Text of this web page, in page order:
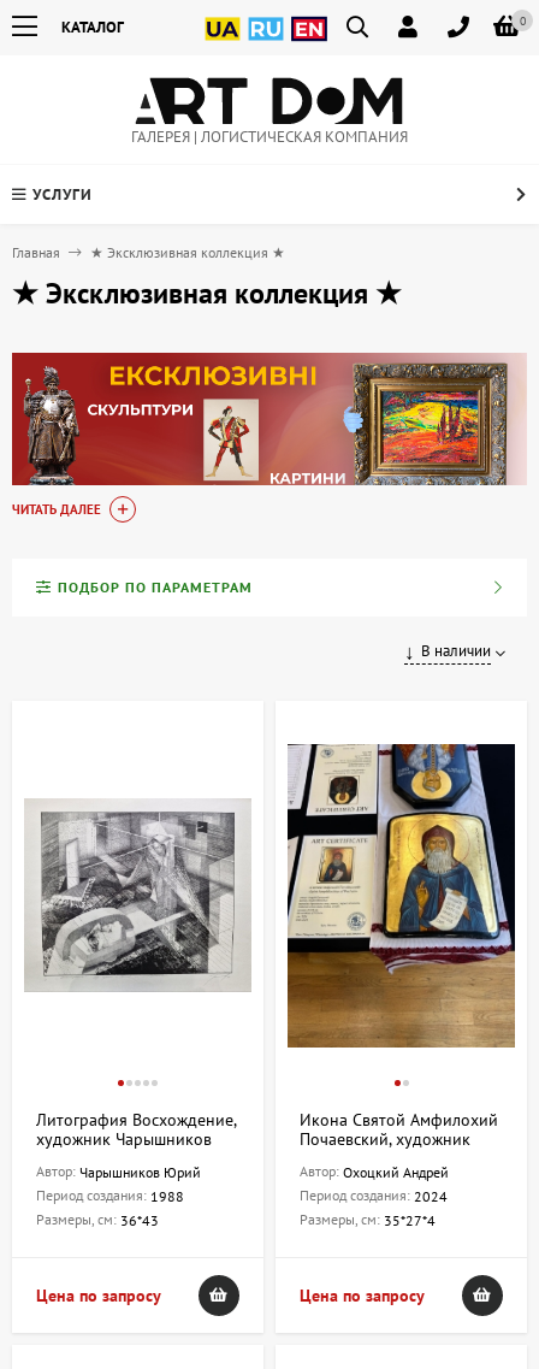
0
КАТАЛОГ
ГАЛЕРЕЯ | ЛОГИСТИЧЕСКАЯ КОМПАНИЯ
УСЛУГИ
Главная ★ Эксклюзивная коллекция ★
★ Эксклюзивная коллекция ★
арт-объектов, созданных вручную украинскими художниками и
доступное в единственном экземпляре, и сопровождается
В коллекции представлены коллекционная живопись, авторская
скульптура и другие эксклюзивные предметы искусства,
отражающие богатство и разнообразие украинского
современного искусства. Эти произведения будут отличным
украшением для интерьера, а также станут инвестицией,
поскольку их ценность со временем возрастает.
Инвестиции в искусство — это вложение в вечные ценности.
Приобретая работы из нашей коллекции, вы становитесь
обладателем части культурного наследия Украины.
ЧИТАТЬ ДАЛЕЕ
ПОДБОР ПО ПАРАМЕТРАМ
В наличии
Литография Восхождение,
художник Чарышников
Автор: Чарышников Юрий
Период создания: 1988
Размеры, см: 36*43
Цена по запросу
Икона Святой Амфилохий
Почаевский, художник
Автор: Охоцкий Андрей
Период создания: 2024
Размеры, см: 35*27*4
Цена по запросу